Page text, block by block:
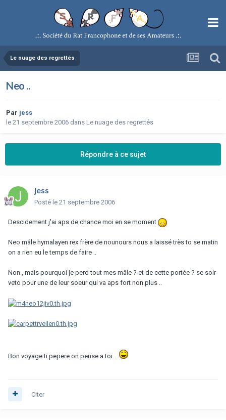
Le nuage des regrettés
Neo ..
Par jess
le 21 septembre 2006 dans Le nuage des regrettés
Répondre à ce sujet
jess
Posté le 21 septembre 2006
Descidement j'ai aps de chance moi en se moment
Neo mâle hymalayen rex frère de nounours nous a laissé très to se matin
on a rien eu le temps de faire ..
Non , mais pourquoi je perd tout mes mâle ? et de cette portée ? se soir
veto pour une de leur soeur qui va aps fort non plus ..
Bon voyage ti pepere on pense a toi ..
Citer